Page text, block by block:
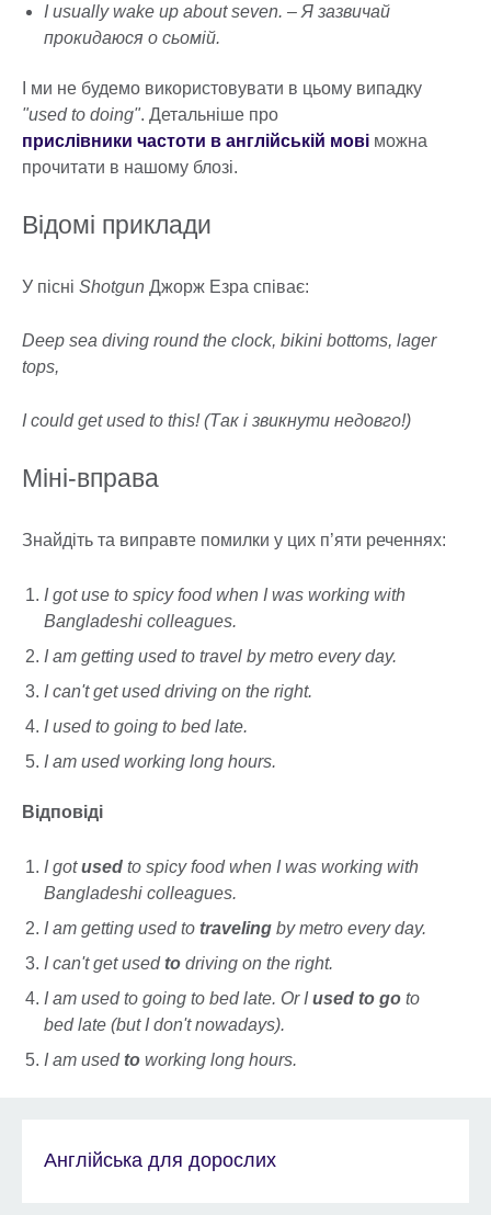
I usually wake up about seven. – Я зазвичай
прокидаюся о сьомій.
І ми не будемо використовувати в цьому випадку
"used to doing". Детальніше про
прислівники частоти в англійській мові можна
прочитати в нашому блозі.
Відомі приклади
У пісні Shotgun Джорж Езра співає:
Deep sea diving round the clock, bikini bottoms, lager
tops,
I could get used to this! (Так і звикнути недовго!)
Міні-вправа
Знайдіть та виправте помилки у цих п’яти реченнях:
I got use to spicy food when I was working with
Bangladeshi colleagues.
I am getting used to travel by metro every day.
I can't get used driving on the right.
I used to going to bed late.
I am used working long hours.
Відповіді
I gotused to spicy food when I was working with
Bangladeshi colleagues.
I am getting used to traveling by metro every day.
I can't get used to driving on the right.
I am used to going to bed late. Or Iused to go to
bed late (but I don't nowadays).
I am used to working long hours.
Англійська для дорослих